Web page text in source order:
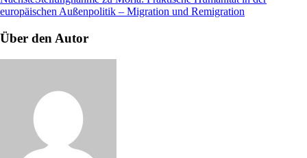
europäischen Außenpolitik – Migration und Remigration
Über den Autor